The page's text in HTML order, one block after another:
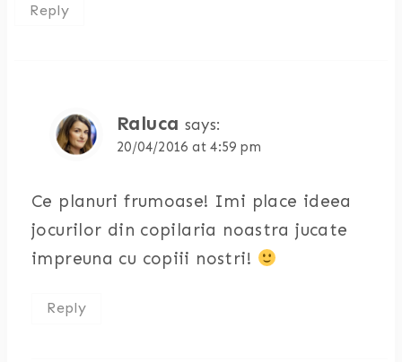
Reply
Raluca says:
20/04/2016 at 4:59 pm
Ce planuri frumoase! Imi place ideea
jocurilor din copilaria noastra jucate
impreuna cu copiii nostri!
Reply